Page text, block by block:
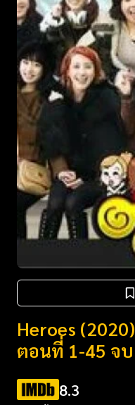
Heroes
ตอนที่ 1-45 จ
8.3